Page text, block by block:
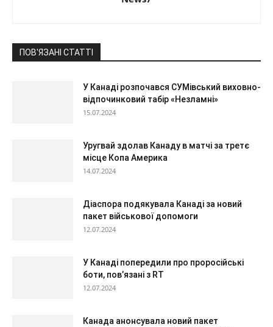
ПОВ'ЯЗАНІ СТАТТІ
У Канаді розпочався СУМівський виховно-
відпочинковий табір «Незламні»
15.07.2024
Уругвай здолав Канаду в матчі за третє
місце Копа Америка
14.07.2024
Діаспора подякувала Канаді за новий
пакет військової допомоги
12.07.2024
У Канаді попередили про проросійські
боти, повʼязані з RT
12.07.2024
Канада анонсувала новий пакет